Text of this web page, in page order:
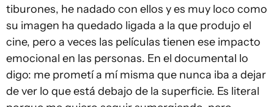
tiburones, he nadado con ellos y es muy loco como
su imagen ha quedado ligada a la que produjo el
cine, pero a veces las películas tienen ese impacto
emocional en las personas. En el documental lo
digo: me prometí a mí misma que nunca iba a dejar
de ver lo que está debajo de la superficie. Es literal